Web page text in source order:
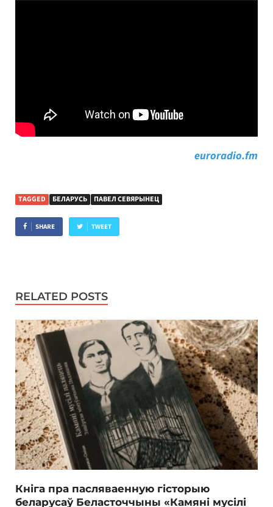
euroradio.fm
TAGGED БЕЛАРУСЬ ПАВЕЛ СЕВЯРЫНЕЦ
SHARE TWEET
RELATED POSTS
Кніга пра пасляваенную гісторыю
беларусаў Беласточчыны «Камяні мусілі